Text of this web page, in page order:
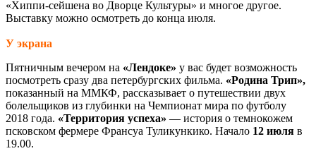
«Хиппи-сейшена во Дворце Культуры» и многое другое.
Выставку можно осмотреть до конца июля.
У экрана
Пятничным вечером на «Лендоке» у вас будет возможность
посмотреть сразу два петербургских фильма. «Родина Трип»,
показанный на ММКФ, рассказывает о путешествии двух
болельщиков из глубинки на Чемпионат мира по футболу
2018 года. «Территория успеха» — история о темнокожем
псковском фермере Франсуа Туликункико. Начало 12 июля в
19.00.